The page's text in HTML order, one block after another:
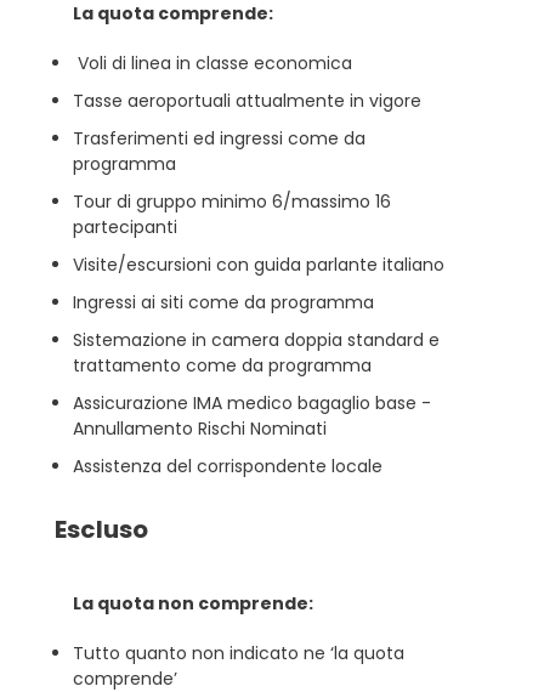
La quota comprende:
Voli di linea in classe economica
Tasse aeroportuali attualmente in vigore
Trasferimenti ed ingressi come da
programma
Tour di gruppo minimo 6/massimo 16
partecipanti
Visite/escursioni con guida parlante italiano
Ingressi ai siti come da programma
Sistemazione in camera doppia standard e
trattamento come da programma
Assicurazione IMA medico bagaglio base -
Annullamento Rischi Nominati
Assistenza del corrispondente locale
Escluso
La quota non comprende:
Tutto quanto non indicato ne ‘la quota
comprende’